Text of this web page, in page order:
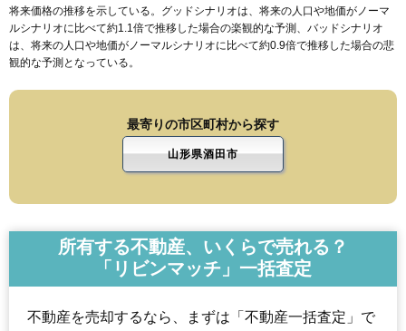
将来価格の推移を示している。グッドシナリオは、将来の人口や地価がノーマ
ルシナリオに比べて約1.1倍で推移した場合の楽観的な予測、バッドシナリオ
は、将来の人口や地価がノーマルシナリオに比べて約0.9倍で推移した場合の悲
観的な予測となっている。
最寄りの市区町村から探す
山形県酒田市
所有する不動産、いくらで売れる？
「リビンマッチ」一括査定
不動産を売却するなら、まずは「不動産一括査定」で